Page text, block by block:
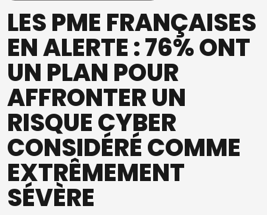
LES PME FRANÇAISES
EN ALERTE : 76% ONT
UN PLAN POUR
AFFRONTER UN
RISQUE CYBER
CONSIDÉRÉ COMME
EXTRÊMEMENT
SÉVÈRE